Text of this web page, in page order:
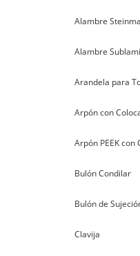
Alambre
Alambre
Arandela para
Arpón con
Arpón PEEK con
Bulón Condilar
Bulón de
Clavija